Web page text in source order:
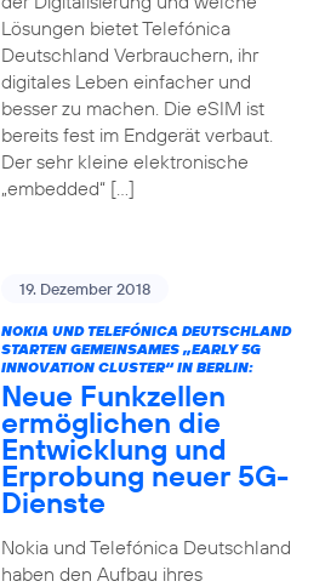
Lösungen bietet Telefónica
Deutschland Verbrauchern, ihr
digitales Leben einfacher und
besser zu machen. Die eSIM ist
bereits fest im Endgerät verbaut.
Der sehr kleine elektronische
„embedded“ […]
19. Dezember 2018
NOKIA UND TELEFÓNICA DEUTSCHLAND
STARTEN GEMEINSAMES „EARLY 5G
INNOVATION CLUSTER“ IN BERLIN:
Neue Funkzellen
ermöglichen die
Entwicklung und
Erprobung neuer 5G-
Dienste
Nokia und Telefónica Deutschland
haben den Aufbau ihres